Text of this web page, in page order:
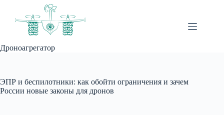
Дроноагрегатор
ЭПР и беспилотники: как обойти ограничения и зачем
России новые законы для дронов